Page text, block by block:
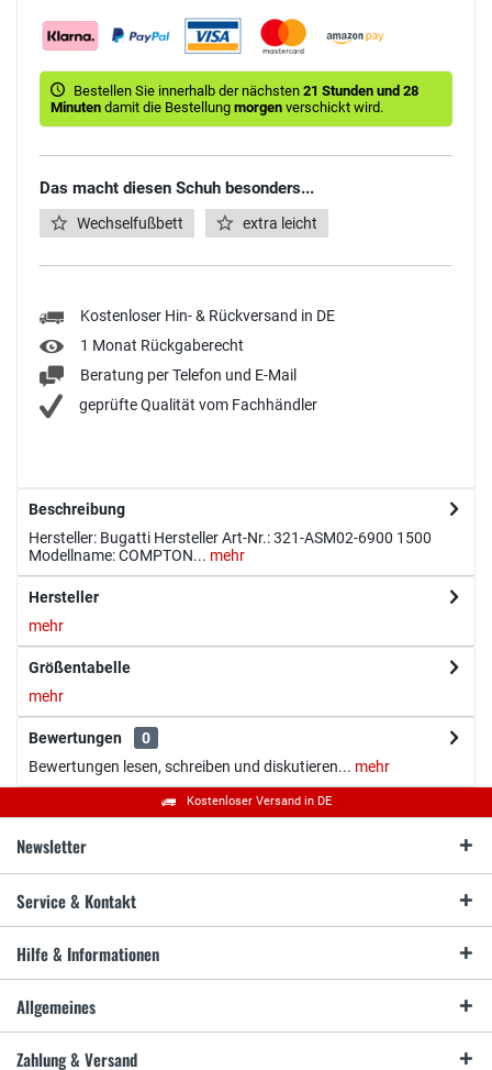
Bestellen Sie innerhalb der nächsten 21 Stunden und 28
Minuten damit die Bestellung morgen verschickt wird.
Das macht diesen Schuh besonders...
Wechselfußbett extra leicht
Kostenloser Hin- & Rückversand in DE
1 Monat Rückgaberecht
Beratung per Telefon und E-Mail
geprüfte Qualität vom Fachhändler
Beschreibung
Hersteller: Bugatti Hersteller Art-Nr.: 321-ASM02-6900 1500
Modellname: COMPTON... mehr
Hersteller
mehr
Größentabelle
mehr
Bewertungen
0
Bewertungen lesen, schreiben und diskutieren... mehr
Kostenloser Versand in DE
Newsletter
Service & Kontakt
Hilfe & Informationen
Allgemeines
Zahlung & Versand